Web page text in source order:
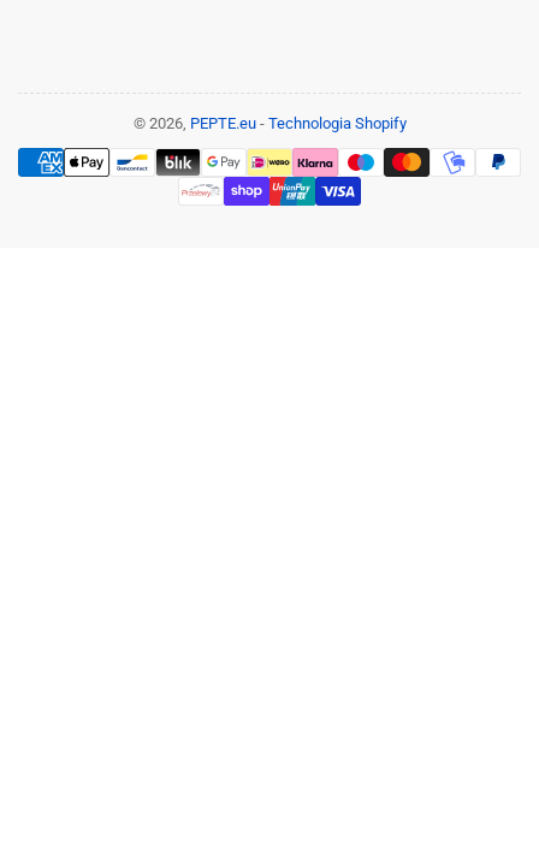
© 2026, PEPTE.eu- Technologia Shopify
Metody
płatności